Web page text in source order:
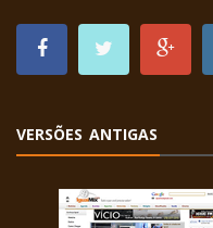
VERSÕES ANTIGAS